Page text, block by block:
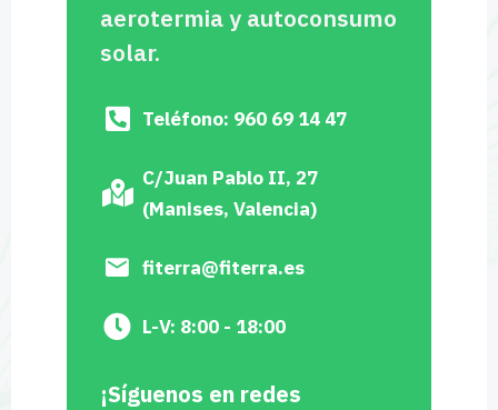
aerotermia y autoconsumo
solar.
Teléfono: 960 69 14 47
C/Juan Pablo II, 27
(Manises, Valencia)
fiterra@fiterra.es
L-V: 8:00 - 18:00
¡Síguenos en redes